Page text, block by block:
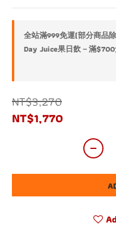
全站滿999免運(部分商品
Day Juice果日飲－滿
NT$3,270
NT$1,770